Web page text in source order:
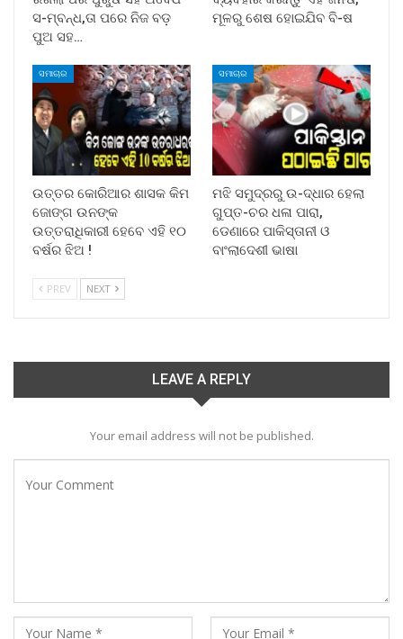
ସ-ମ୍ବନ୍ଧ,ତା ପରେ ନିଜ ବଡ଼
ପୁଅ ସହ…
ମୂଳରୁ ଶେଷ ହୋଇଯିବ ବି-ଷ
ସମାଚାର
ଉତ୍ତର କୋରିଆର ଶାସକ କିମ
ଜୋଙ୍ଗ ଉନଙ୍କ
ଉତ୍ତରାଧିକାରୀ ହେବେ ଏହି ୧୦
ବର୍ଷର ଝିଅ !
ସମାଚାର
ମଝି ସମୁଦ୍ରରୁ ଉ-ଦ୍ଧାର ହେଲା
ଗୁପ୍ତ-ଚର ଧଳା ପାରା,
ଡେଣାରେ ପାକିସ୍ତାନୀ ଓ
ବାଂଲାଦେଶୀ ଭାଷା
PREV NEXT
LEAVE A REPLY
Your email address will not be published.